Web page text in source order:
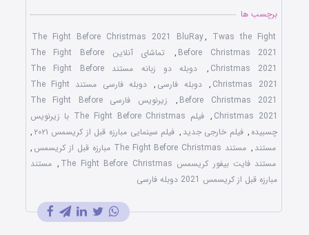
برچسب ها
The Fight Before Christmas 2021 BluRay, Twas the Fight
Before Christmas 2021
,
تماشای آنلاین The Fight Before
Christmas 2021
,
دوبله دو زبانه مستند The Fight Before
Christmas 2021
, دوبله فارسی ,
دوبله فارسی مستند The Fight
Before Christmas 2021
,
زیرنویس فارسی The Fight Before
Christmas 2021
,
فیلم The Fight Before Christmas با زیرنویس
چسبیده , فیلم خارجی جدید , فیلم سینمایی مبارزه قبل از کریسمس ۲۰۲۱
,
مستند , مستند The Fight Before Christmas مبارزه قبل از کریسمس
,
مستند فایت بیفور کریسمس The Fight Before Christmas
, مستند
مبارزه قبل از کریسمس 2021 دوبله فارسی